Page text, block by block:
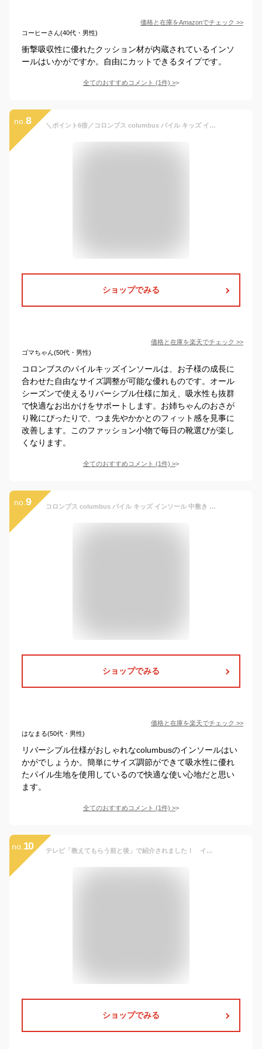
価格と在庫をAmazonでチェック >>
コーヒーさん(40代・男性)
衝撃吸収性に優れたクッション材が内蔵されているインソ
ールはいかがですか。自由にカットできるタイプです。
全てのおすすめコメント (1件) >
no. 8 ＼ポイント6倍／コロンブス columbus パイル キッズ インソール 中敷き 男の子 女の子 子供靴 ベビー キッズ ジュニア フリーサイズ サイズ調整 吸水性 リバーシブル 最強翌日配送 evid
ショップでみる
価格と在庫を楽天でチェック >>
ゴマちゃん(50代・男性)
コロンブスのパイルキッズインソールは、お子様の成長に
合わせた自由なサイズ調整が可能な優れものです。オール
シーズンで使えるリバーシブル仕様に加え、吸水性も抜群
で快適なお出かけをサポートします。お姉ちゃんのおさが
り靴にぴったりで、つま先やかかとのフィット感を見事に
改善します。このファッション小物で毎日の靴選びが楽し
くなります。
全てのおすすめコメント (1件) >
no. 9 コロンブス columbus パイル キッズ インソール 中敷き 男の子 女の子 子供靴 ベビー キッズ ジュニア フリーサイズ サイズ調整 吸水性 リバーシブル 最強翌日配送 evid
ショップでみる
価格と在庫を楽天でチェック >>
はなまる(50代・男性)
リバーシブル仕様がおしゃれなcolumbusのインソールはい
かがでしょうか。簡単にサイズ調節ができて吸水性に優れ
たパイル生地を使用しているので快適な使い心地だと思い
ます。
全てのおすすめコメント (1件) >
no. 10 テレビ「教えてもらう前と後」で紹介されました！ インソール キッズ 絵合わせ インソール 13〜20cm 3柄セット 日本製 消臭 子供用インソール キッズ シューズ 上履き 靴 中敷 消臭 吸汗 左右 保育園 幼稚園 小学校 かわいい動物柄
ショップでみる